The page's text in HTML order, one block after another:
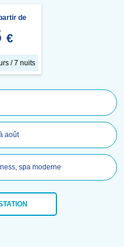
de
€
/ 7 nuits
août
spa moderne